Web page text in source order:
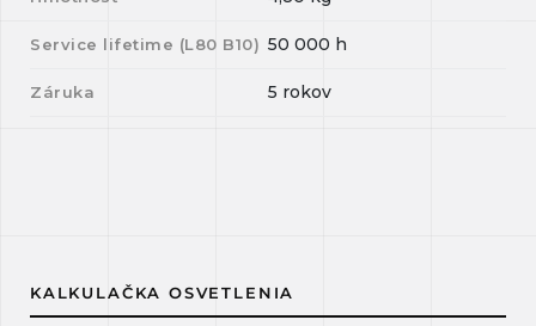
Service lifetime (L80 B10) 50 000 h
Záruka 5 rokov
KALKULAČKA OSVETLENIA